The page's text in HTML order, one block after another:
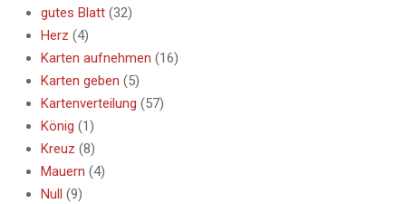
gutes Blatt (32)
Herz (4)
Karten aufnehmen (16)
Karten geben (5)
Kartenverteilung (57)
König (1)
Kreuz (8)
Mauern (4)
Null
(9)